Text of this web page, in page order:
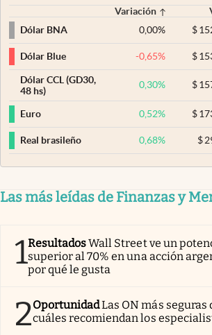
Variación
Dólar BNA
0,00% $
Dólar Blue -0,65% $
Dólar CCL (GD30,
48 hs)
0,30% $
Euro 0,52% $
Real brasileño 0,68% $
Las más leídas de Finanzas y
1ResultadosWall Street ve un
superior al 70% en una acción
por qué le gusta
2OportunidadLas ON más seguras
cuáles recomiendan los